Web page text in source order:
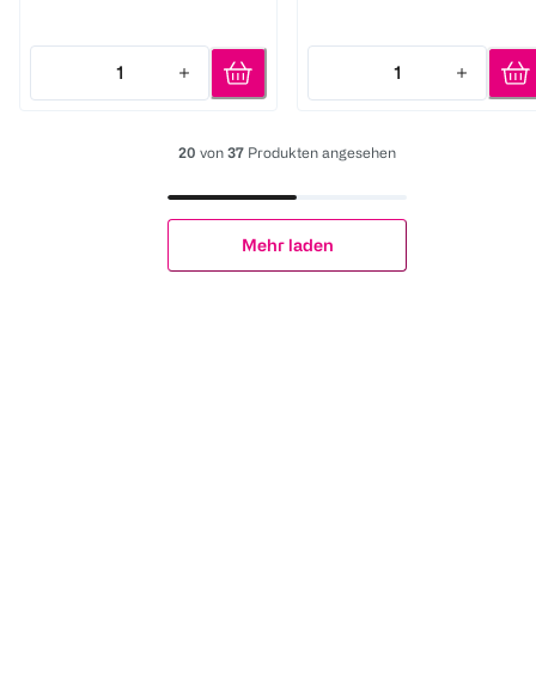
1
Quantity: 1
1
Quantity: 1
20 von 37 Produkten angesehen
Mehr laden